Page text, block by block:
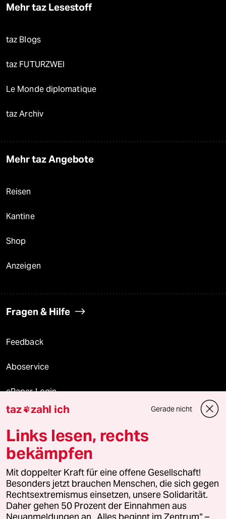
Mehr taz Lesestoff
taz Blogs
taz FUTURZWEI
Le Monde diplomatique
taz Archiv
Mehr taz Angebote
Reisen
Kantine
Shop
Anzeigen
Fragen & Hilfe
Feedback
Aboservice
ePaper Login
Downloads für Abonnierende
© 2026 taz Verlags und Vertriebs GmbH
Alle Rechte vorbehalten. Bei rechtlichen Fragen oder für Genehmigungen
wenden Sie sich bitte an
lizenzen@taz.de
Feedback Redaktionsstatut Kommune-Richtlinien
taz zahl ich Gerade nicht
Links lesen, rechts
bekämpfen
Mit doppelter Kraft für eine offene Gesellschaft!
Besonders jetzt brauchen Menschen, die sich gegen
Rechtsextremismus einsetzen, unsere Solidarität.
Daher gehen 50 Prozent der Einnahmen aus